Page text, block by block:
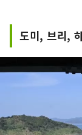
도미, 브리,